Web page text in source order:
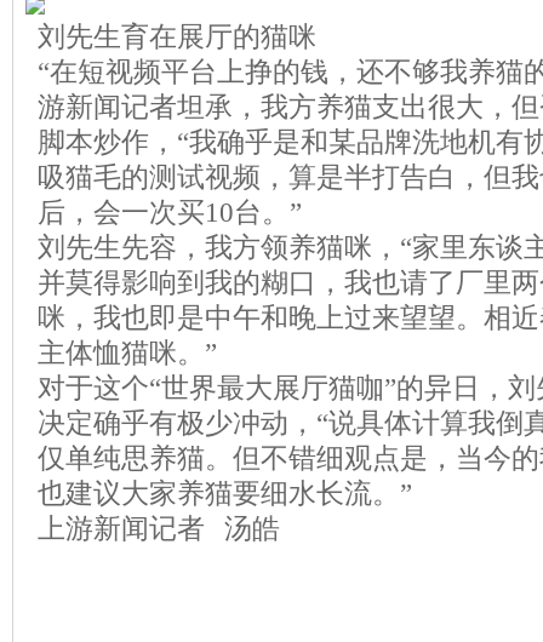
刘先生育在展厅的猫咪
“在短视频平台上挣的钱，还不够我养猫
游新闻记者坦承，我方养猫支出很大，
脚本炒作，“我确乎是和某品牌洗地机有
吸猫毛的测试视频，算是半打告白，但
后，会一次买10台。”
刘先生先容，我方领养猫咪，“家里东谈
并莫得影响到我的糊口，我也请了厂里
咪，我也即是中午和晚上过来望望。相
主体恤猫咪。”
对于这个“世界最大展厅猫咖”的异日，
决定确乎有极少冲动，“说具体计算我倒
仅单纯思养猫。但不错细观点是，当今
也建议大家养猫要细水长流。”
上游新闻记者 汤皓